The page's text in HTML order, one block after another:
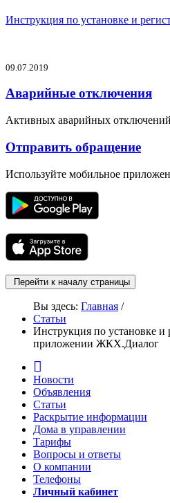
Инструкция по установке и
09.07.2019
Аварийные отключения
Активных аварийных
Отправить обращение
Используйте мобильное
Перейти к началу страницы
Вы здесь: Главная /
Статьи
Инструкция по установке
приложении ЖКХ.Диалог
Новости
Объявления
Статьи
Раскрытие информации
Дома в управлении
Тарифы
Вопросы и ответы
О компании
Телефоны
Личный кабинет